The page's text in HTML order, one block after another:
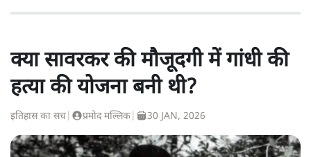
क्या सावरकर की मौजूदगी में गांधी की
हत्या की योजना बनी थी?
इतिहास का सच प्रमोद मल्लिक 30 JAN, 2026